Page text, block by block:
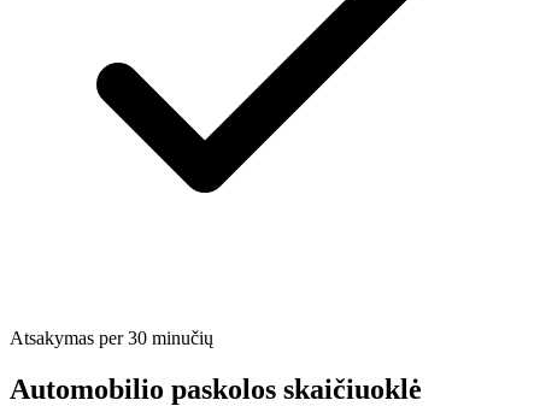
Atsakymas per 30 minučių
Automobilio paskolos skaičiuoklė